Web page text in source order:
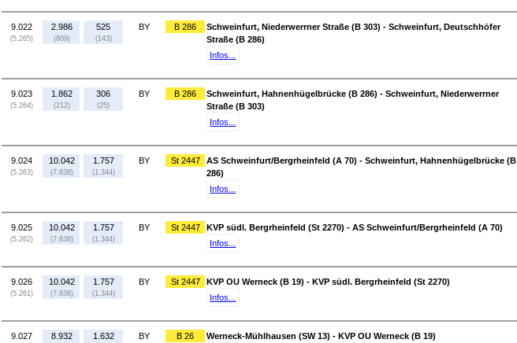
9.022
(5.265)
2.986
(809)
525
(143)
BY B 286
Schweinfurt, Niederwerrner Straße (B 303) - Schweinfurt, Deutschhöfer
Straße (B 286)
Infos...
9.023
(5.264)
1.862
(212)
306
(25)
BY B 286
Schweinfurt, Hahnenhügelbrücke (B 286) - Schweinfurt, Niederwerrner
Straße (B 303)
Infos...
9.024
(5.263)
10.042
(7.638)
1.757
(1.344)
BY St 2447
AS Schweinfurt/Bergrheinfeld (A 70) - Schweinfurt, Hahnenhügelbrücke (B
286)
Infos...
9.025
(5.262)
10.042
(7.638)
1.757
(1.344)
BY St 2447
KVP südl. Bergrheinfeld (St 2270) - AS Schweinfurt/Bergrheinfeld (A 70)
Infos...
9.026
(5.261)
10.042
(7.638)
1.757
(1.344)
BY St 2447
KVP OU Werneck (B 19) - KVP südl. Bergrheinfeld (St 2270)
Infos...
9.027 8.932 1.632 BY B 26
Werneck-Mühlhausen (SW 13) - KVP OU Werneck (B 19)